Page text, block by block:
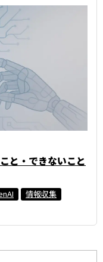
と・できないこと
情報収集